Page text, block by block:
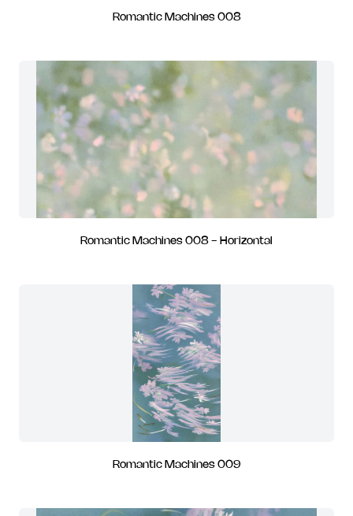
Romantic Machines 008
Romantic Machines 008 - Horizontal
Romantic Machines 009